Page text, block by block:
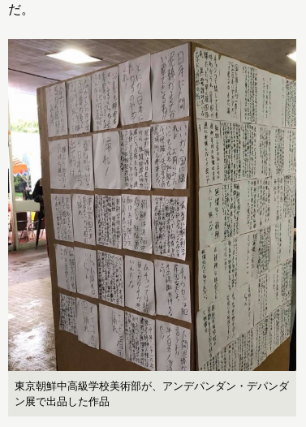
だ。
東京朝鮮中高級学校美術部が、アンデパンダン・デパンダ
ン展で出品した作品